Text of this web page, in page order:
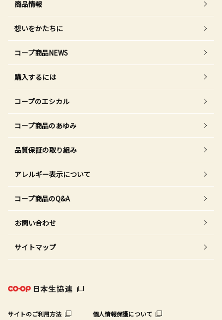
商品情報
想いをかたちに
コープ商品NEWS
購入するには
コープのエシカル
コープ商品のあゆみ
品質保証の取り組み
アレルギー表示について
コープ商品のQ&A
お問い合わせ
サイトマップ
サイトのご利用方法 個人情報保護について